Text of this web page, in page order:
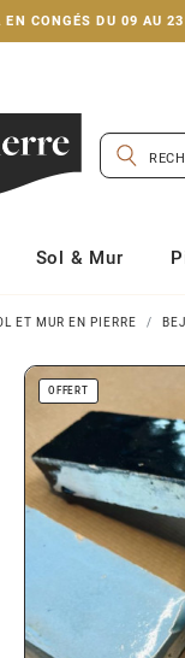
CONGÉS DU 09 AU
Sol & Mur
ET MUR EN PIERRE
OFFERT